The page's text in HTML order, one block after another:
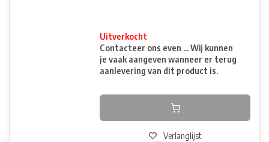
Uitverkocht
Contacteer ons even ... Wij kunnen
je vaak aangeven wanneer er terug
aanlevering van dit product is.
Verlanglijst